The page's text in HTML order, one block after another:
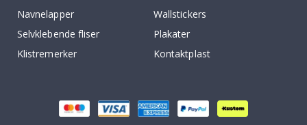
Navnelapper
Wallstickers
Selvklebende fliser
Plakater
Klistremerker
Kontaktplast